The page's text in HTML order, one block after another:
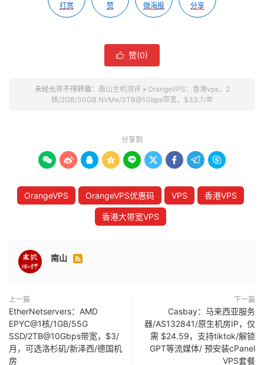
打赏 赞 微海报 分享
 赞(0)
未经允许不得转载： 南山主机测评» OrangeVPS：香港vps，2
核/2GB/30GB NVMe/3TB@1Gbps带宽，$33.7/年
分享到
        
OrangeVPS OrangeVPS优惠码 VPS 香港VPS
香港大带宽VPS
南山 
上一篇
EtherNetservers：AMD
EPYC@1核/1GB/55G
SSD/2TB@10Gbps带宽，$3/
月，可选洛杉矶/新泽西/德国机
房
下一篇
Casbay：马来西亚服务
器/AS132841/原生机房IP，仅
需 $24.59，支持tiktok/解锁
GPT等流媒体/ 预安装cPanel
VPS套餐